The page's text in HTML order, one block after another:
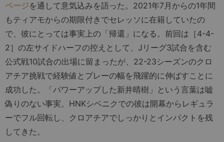
ページを通して意気込みを語った。2021年7月からの1年間
もティアモからの期限付きでセレッソに在籍していたの
で、彼にとっては事実上の「帰還」になる。前回は［4-4-
2］の左サイドハーフの控えとして、Jリーグ3試合を含む
公式戦10試合の出場に留まったが、22-23シーズンのクロ
アチア挑戦で経験値とプレーの幅を飛躍的に伸ばすことに
成功した。「パワーアップした新井晴樹」という言葉は嘘
偽りのない事実。HNKシベニクでの彼は開幕からレギュラ
ーでフル回転し、クロアチアでしっかりとインパクトを残
してきた。